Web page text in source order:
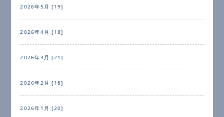
2026年5月 [19]
2026年4月 [18]
2026年3月 [21]
2026年2月 [18]
2026年1月 [20]